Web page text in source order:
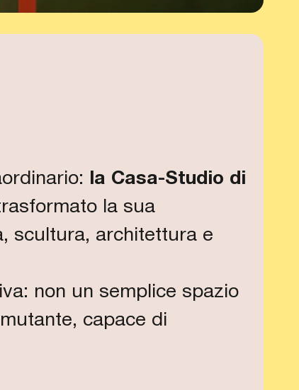
la Casa-Studio di
la sua
scultura, architettura e
non un semplice spazio
capace di